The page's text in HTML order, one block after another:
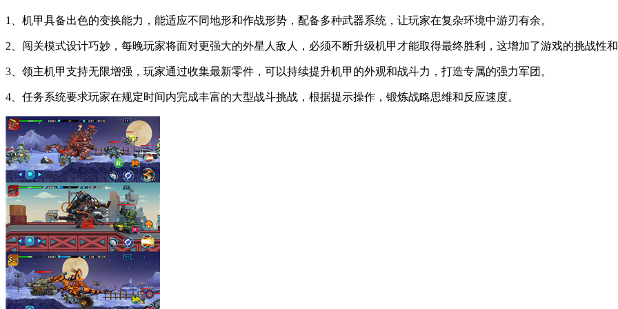
1、机甲具备出色的变换能力，能适应不同地形和作战形势，配备多种武器系统，让玩家在复杂环境中游刃有余。
2、闯关模式设计巧妙，每晚玩家将面对更强大的外星人敌人，必须不断升级机甲才能取得最终胜利，这增加了游戏的挑战性和
3、领主机甲支持无限增强，玩家通过收集最新零件，可以持续提升机甲的外观和战斗力，打造专属的强力军团。
4、任务系统要求玩家在规定时间内完成丰富的大型战斗挑战，根据提示操作，锻炼战略思维和反应速度。